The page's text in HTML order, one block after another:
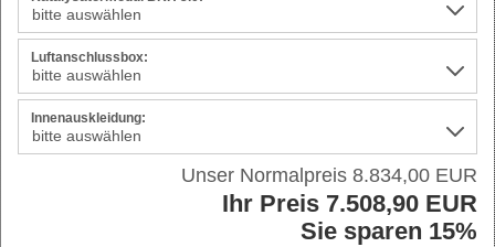
Luftanschlussbox:
Innenauskleidung:
Unser Normalpreis 8.834,00 EUR
Ihr Preis 7.508,90 EUR
Sie sparen 15%